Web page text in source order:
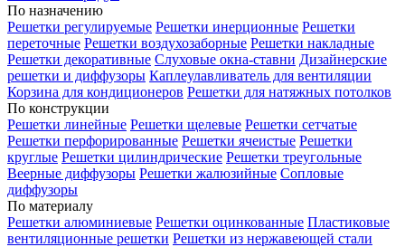
По назначению
Решетки регулируемые Решетки инерционные Решетки
переточные Решетки воздухозаборные Решетки накладные
Решетки декоративные Слуховые окна-ставни Дизайнерские
решетки и диффузоры Каплеулавливатель для вентиляции
Корзина для кондиционеров Решетки для натяжных потолков
По конструкции
Решетки линейные Решетки щелевые Решетки сетчатые
Решетки перфорированные Решетки ячеистые Решетки
круглые Решетки цилиндрические Решетки треугольные
Веерные диффузоры Решетки жалюзийные Сопловые
диффузоры
По материалу
Решетки алюминиевые Решетки оцинкованные Пластиковые
вентиляционные решетки Решетки из нержавеющей стали